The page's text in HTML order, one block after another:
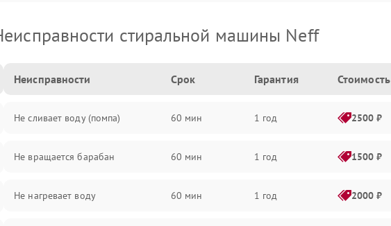
стиральной машины Neff
Неисправности Срок Гарантия Стоимость
Не сливает воду (помпа) 60 мин 1 год 2500 ₽
Не вращается барабан 60 мин 1 год 1500 ₽
Не нагревает воду 60 мин 1 год 2000 ₽